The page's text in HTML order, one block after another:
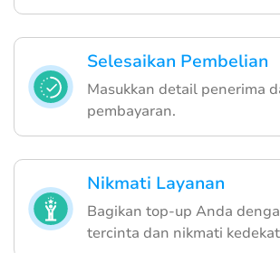
Selesaikan Pembelian
Masukkan detail penerima
pembayaran.
Nikmati Layanan
Bagikan top-up Anda
tercinta dan nikmati